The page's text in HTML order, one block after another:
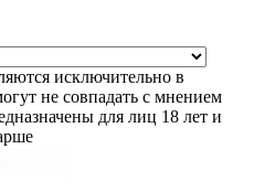
исключительно в
не совпадать с мнением
для лиц 18 лет и